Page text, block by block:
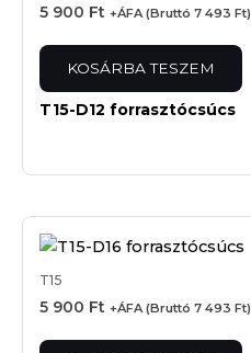
5 900 Ft +ÁFA (Bruttó 7 493 Ft)
KOSÁRBA TESZEM
T15-D12 forrasztócsúcs
T15
5 900 Ft +ÁFA (Bruttó 7 493 Ft)